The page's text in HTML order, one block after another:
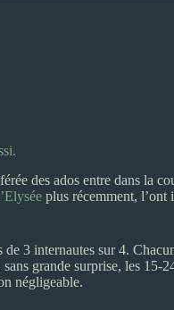
des ados entre dans la
plus récemment, l’ont
3 internautes sur 4.
grande surprise, les 15-
négligeable.